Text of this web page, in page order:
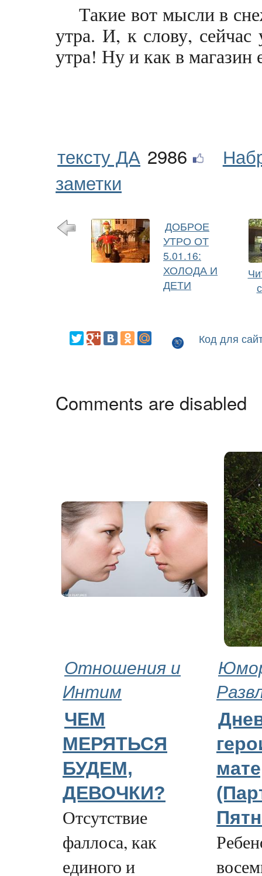
Такие вот мысли в
утра. И, к слову,
утра! Ну и как в магазин
тексту ДА 2986
заметки
ДОБРОЕ
УТРО ОТ
5.01.16:
ХОЛОДА И
ДЕТИ
Код для
Comments are disabled
Отношения и
Интим
ЧЕМ
МЕРЯТЬСЯ
БУДЕМ,
ДЕВОЧКИ?
Отсутствие
фаллоса, как
единого и